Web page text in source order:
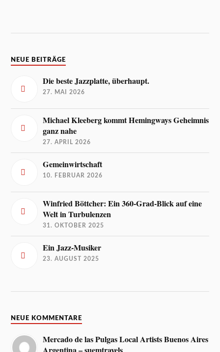
NEUE BEITRÄGE
Die beste Jazzplatte, überhaupt.
27. MAI 2026
Michael Kleeberg kommt Hemingways Geheimnis
ganz nahe
27. APRIL 2026
Gemeinwirtschaft
10. FEBRUAR 2026
Winfried Böttcher: Ein 360-Grad-Blick auf eine
Welt in Turbulenzen
31. OKTOBER 2025
Ein Jazz-Musiker
23. AUGUST 2025
NEUE KOMMENTARE
Mercado de las Pulgas Local Artists Buenos Aires